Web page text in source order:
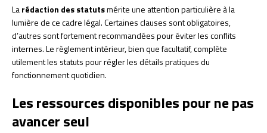
Larédaction des statutsmérite une attention particulière à la
lumière de ce cadre légal. Certaines clauses sont obligatoires,
d’autres sont fortement recommandées pour éviter les conflits
internes. Le règlement intérieur, bien que facultatif, complète
utilement les statuts pour régler les détails pratiques du
fonctionnement quotidien.
Les ressources disponibles pour ne pas
avancer seul